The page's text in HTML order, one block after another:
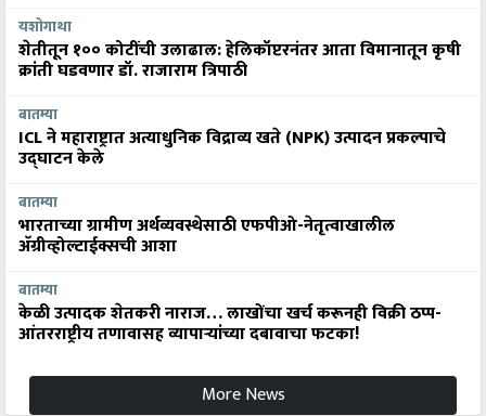
यशोगाथा
शेतीतून १०० कोटींची उलाढाल: हेलिकॉप्टरनंतर आता विमानातून कृषी
क्रांती घडवणार डॉ. राजाराम त्रिपाठी
बातम्या
ICL ने महाराष्ट्रात अत्याधुनिक विद्राव्य खते (NPK) उत्पादन प्रकल्पाचे
उद्घाटन केले
बातम्या
भारताच्या ग्रामीण अर्थव्यवस्थेसाठी एफपीओ-नेतृत्वाखालील
अ‍ॅग्रीव्होल्टाईक्सची आशा
बातम्या
केळी उत्पादक शेतकरी नाराज… लाखोंचा खर्च करूनही विक्री ठप्प-
आंतरराष्ट्रीय तणावासह व्यापाऱ्यांच्या दबावाचा फटका!
More News